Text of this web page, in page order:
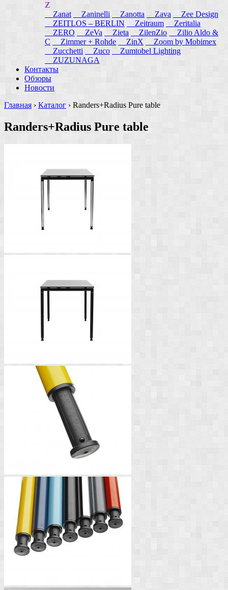
Z
Zanat
Zaninelli Zanotta Zava
Zee Design
ZEITLOS – BERLIN
Zeitraum
Zeritalia
ZERO
ZeVa Zieta ZilenZio
Zilio Aldo &
C
Zimmer + Rohde ZinX
Zoom by Mobimex
Zucchetti
Zuco
Zumtobel Lighting
ZUZUNAGA
Контакты
Обзоры
Новости
Главная › Каталог › Randers+Radius Pure table
Randers+Radius Pure table